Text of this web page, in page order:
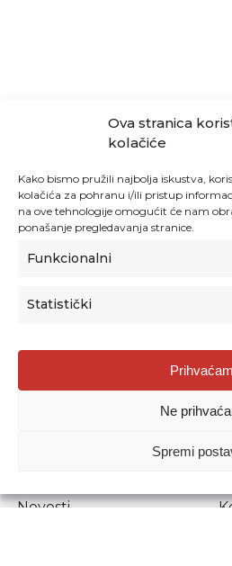
Ova stranica
kolačiće
Kako bismo pružili najbolja iskustva,
kolačića za pohranu i/ili pristup
na ove tehnologije omogućit će nam
ponašanje pregledavanja stranice.
Funkcionalni
Statistički
Prihvaćam
Ne
Spremi
Agencija za odgoj i obrazovanje
Donje Svetice 38, 10000 Zagreb
1778129
Prenošenje sadržaja dopušteno je
Novosti